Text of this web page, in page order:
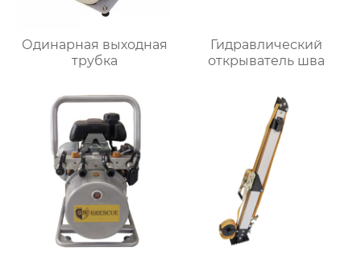
Одинарная выходная
трубка
Гидравлический
открыватель шва